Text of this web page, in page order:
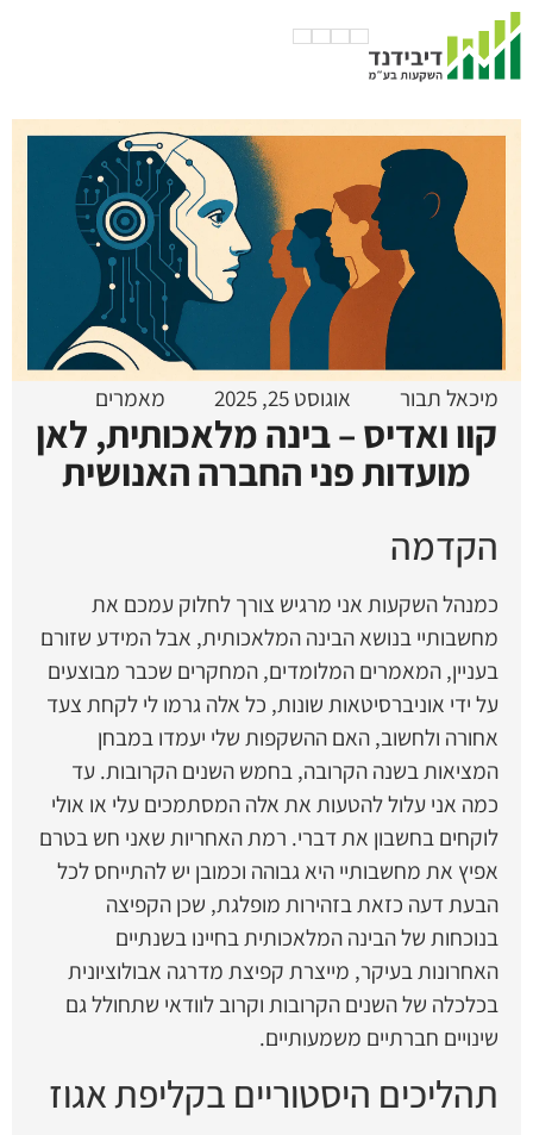
מיכאל תבור אוגוסט 25, 2025 מאמרים
קוו ואדיס – בינה מלאכותית, לאן
מועדות פני החברה האנושית
הקדמה
כמנהל השקעות אני מרגיש צורך לחלוק עמכם את
מחשבותיי בנושא הבינה המלאכותית, אבל המידע שזורם
בעניין, המאמרים המלומדים, המחקרים שכבר מבוצעים
על ידי אוניברסיטאות שונות, כל אלה גרמו לי לקחת צעד
אחורה ולחשוב, האם ההשקפות שלי יעמדו במבחן
המציאות בשנה הקרובה, בחמש השנים הקרובות. עד
כמה אני עלול להטעות את אלה המסתמכים עלי או אולי
לוקחים בחשבון את דברי. רמת האחריות שאני חש בטרם
אפיץ את מחשבותיי היא גבוהה וכמובן יש להתייחס לכל
הבעת דעה כזאת בזהירות מופלגת, שכן הקפיצה
בנוכחות של הבינה המלאכותית בחיינו בשנתיים
האחרונות בעיקר, מייצרת קפיצת מדרגה אבולוציונית
בכלכלה של השנים הקרובות וקרוב לוודאי שתחולל גם
שינויים חברתיים משמעותיים.
תהליכים היסטוריים בקליפת אגוז